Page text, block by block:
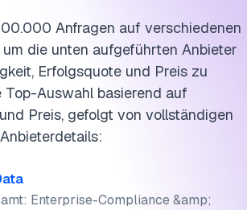
Anfragen auf verschiedenen
die unten aufgeführten Anbieter
Erfolgsquote und Preis zu
Top-Auswahl basierend auf
Preis, gefolgt von vollständigen
Enterprise-Compliance &amp;
Benchmark